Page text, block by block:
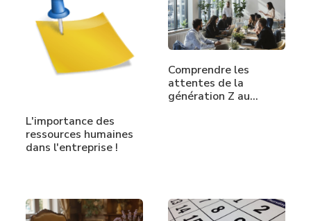
L'importance des
ressources humaines
dans l'entreprise !
Comprendre les
attentes de la
génération Z au…